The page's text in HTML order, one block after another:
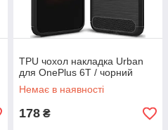
TPU чохол накладка Urban
для OnePlus 6T / чорний
Немає в наявності
178 ₴